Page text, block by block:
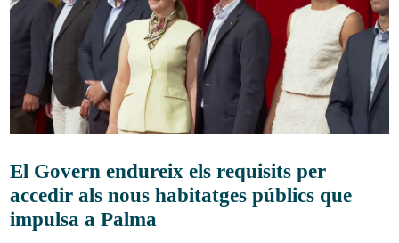
El Govern endureix els requisits per
accedir als nous habitatges públics que
impulsa a Palma